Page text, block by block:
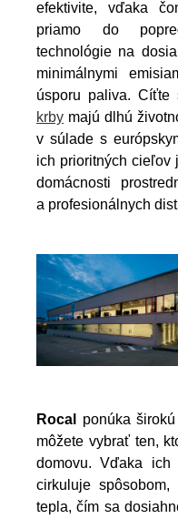
efektivite, vďaka
priamo do
technológie na
minimálnymi
úsporu paliva. Cíťte
krby majú dlhú
v súlade s
ich prioritných cieľov
domácnosti
a profesionálnych
Rocal
ponúka
môžete vybrať ten,
domovu. Vďaka ich
cirkuluje
tepla, čím sa